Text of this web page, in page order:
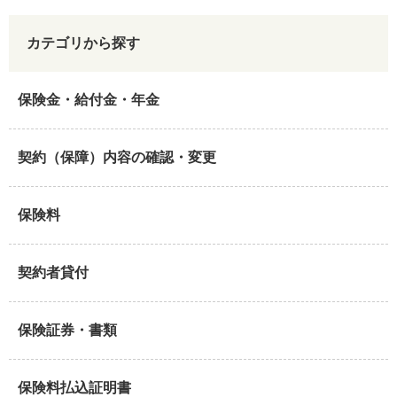
カテゴリから探す
保険金・給付金・年金
契約（保障）内容の確認・変更
保険料
契約者貸付
保険証券・書類
保険料払込証明書